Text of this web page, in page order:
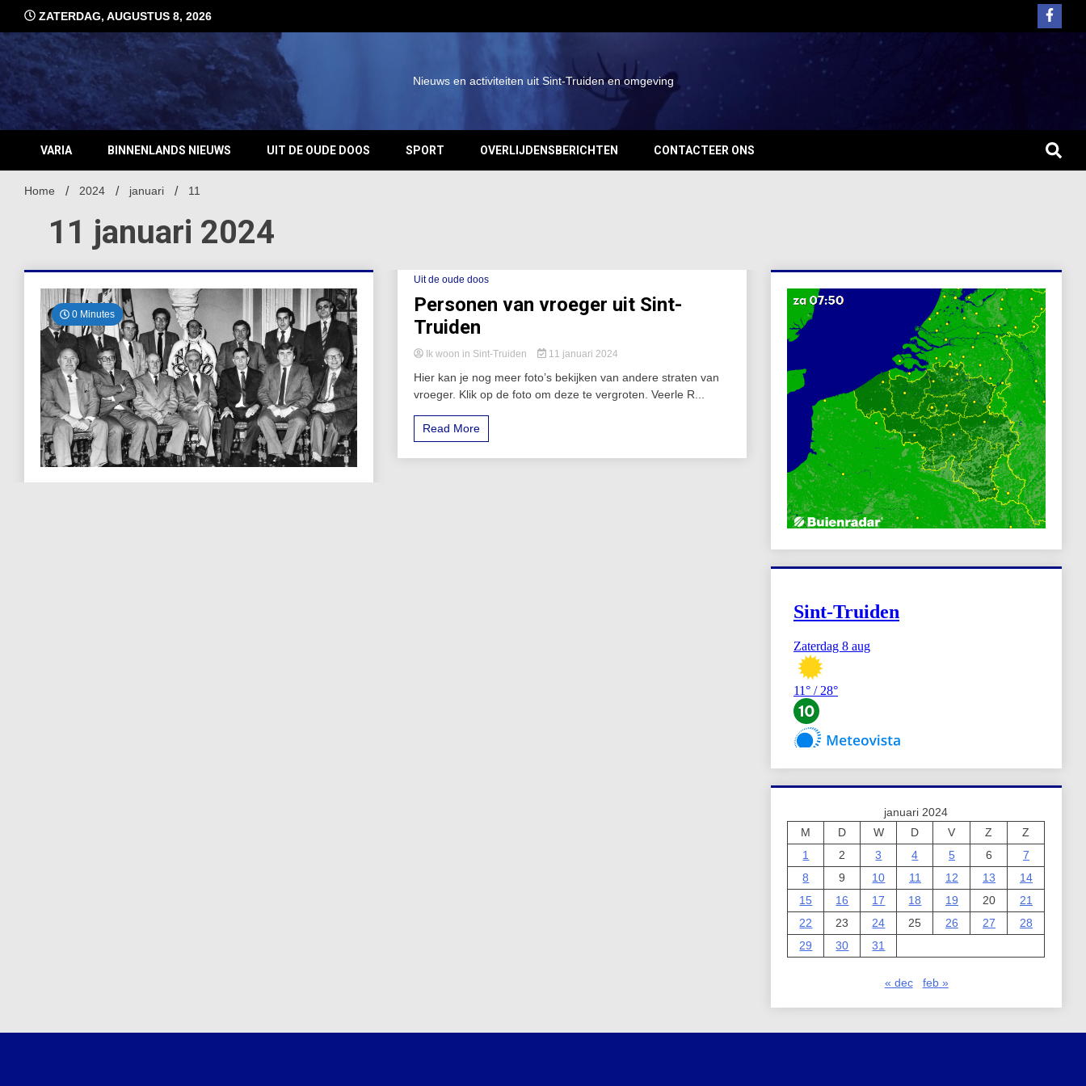
inhoud
ZATERDAG, AUGUSTUS 8, 2026
Nieuws en activiteiten uit Sint-Truiden en omgeving
VARIA BINNENLANDS NIEUWS UIT DE OUDE DOOS SPORT OVERLIJDENSBERICHTEN CONTACTEER ONS
Home 2024 januari 11
11 januari 2024
0 Minutes
Uit de oude doos
Personen van vroeger uit Sint-
Truiden
Ik woon in Sint-Truiden 11 januari 2024
Hier kan je nog meer foto’s bekijken van andere straten van
vroeger. Klik op de foto om deze te vergroten. Veerle R...
Read More
januari 2024
M
D W D V Z
Z
1
2 3 4 5 6
7
8
9 10 11 12 13
14
15
16 17 18 19 20
21
22
23 24 25 26 27
28
29
30 31
« dec feb »